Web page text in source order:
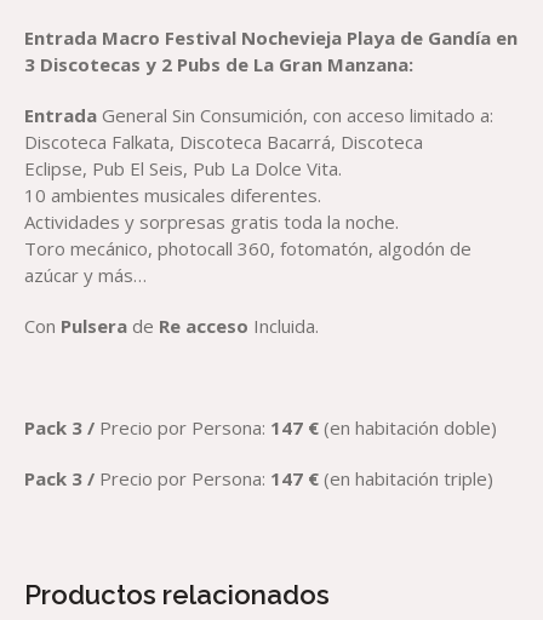
Entrada Macro Festival Nochevieja Playa de Gandía en
3 Discotecas y 2 Pubs de La Gran Manzana:
Entrada General Sin Consumición, con acceso limitado a:
Discoteca Falkata, Discoteca Bacarrá, Discoteca
Eclipse, Pub El Seis, Pub La Dolce Vita.
10 ambientes musicales diferentes.
Actividades y sorpresas gratis toda la noche.
Toro mecánico, photocall 360, fotomatón, algodón de
azúcar y más…
Con Pulsera de Re acceso Incluida.
Pack 3 / Precio por Persona: 147 € (en habitación doble)
Pack 3 / Precio por Persona: 147 € (en habitación triple)
Productos relacionados